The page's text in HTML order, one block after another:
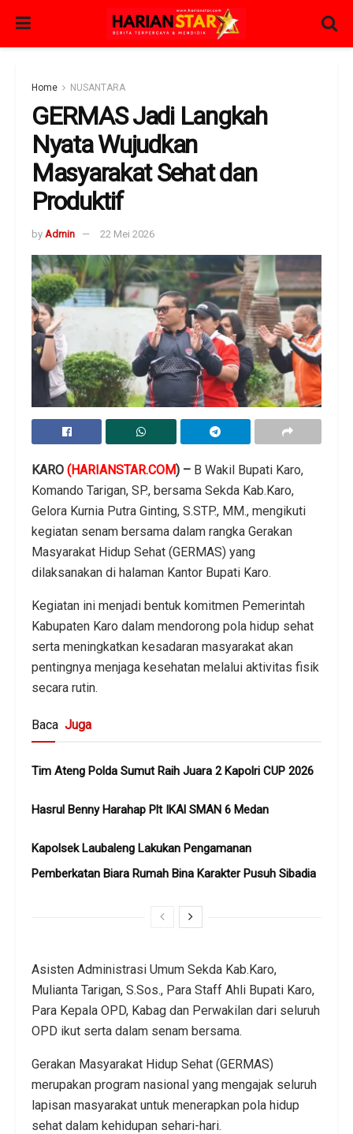
Home NUSANTARA
GERMAS Jadi Langkah
Nyata Wujudkan
Masyarakat Sehat dan
Produktif
by Admin 22 Mei 2026
KARO (HARIANSTAR.COM) – B Wakil Bupati Karo,
Komando Tarigan, SP., bersama Sekda Kab.Karo,
Gelora Kurnia Putra Ginting, S.STP., MM., mengikuti
kegiatan senam bersama dalam rangka Gerakan
Masyarakat Hidup Sehat (GERMAS) yang
dilaksanakan di halaman Kantor Bupati Karo.
Kegiatan ini menjadi bentuk komitmen Pemerintah
Kabupaten Karo dalam mendorong pola hidup sehat
serta meningkatkan kesadaran masyarakat akan
pentingnya menjaga kesehatan melalui aktivitas fisik
secara rutin.
Baca Juga
Tim Ateng Polda Sumut Raih Juara 2 Kapolri CUP 2026
Hasrul Benny Harahap Plt IKAl SMAN 6 Medan
Kapolsek Laubaleng Lakukan Pengamanan
Pemberkatan Biara Rumah Bina Karakter Pusuh Sibadia
Asisten Administrasi Umum Sekda Kab.Karo,
Mulianta Tarigan, S.Sos., Para Staff Ahli Bupati Karo,
Para Kepala OPD, Kabag dan Perwakilan dari seluruh
OPD ikut serta dalam senam bersama.
Gerakan Masyarakat Hidup Sehat (GERMAS)
merupakan program nasional yang mengajak seluruh
lapisan masyarakat untuk menerapkan pola hidup
sehat dalam kehidupan sehari-hari.